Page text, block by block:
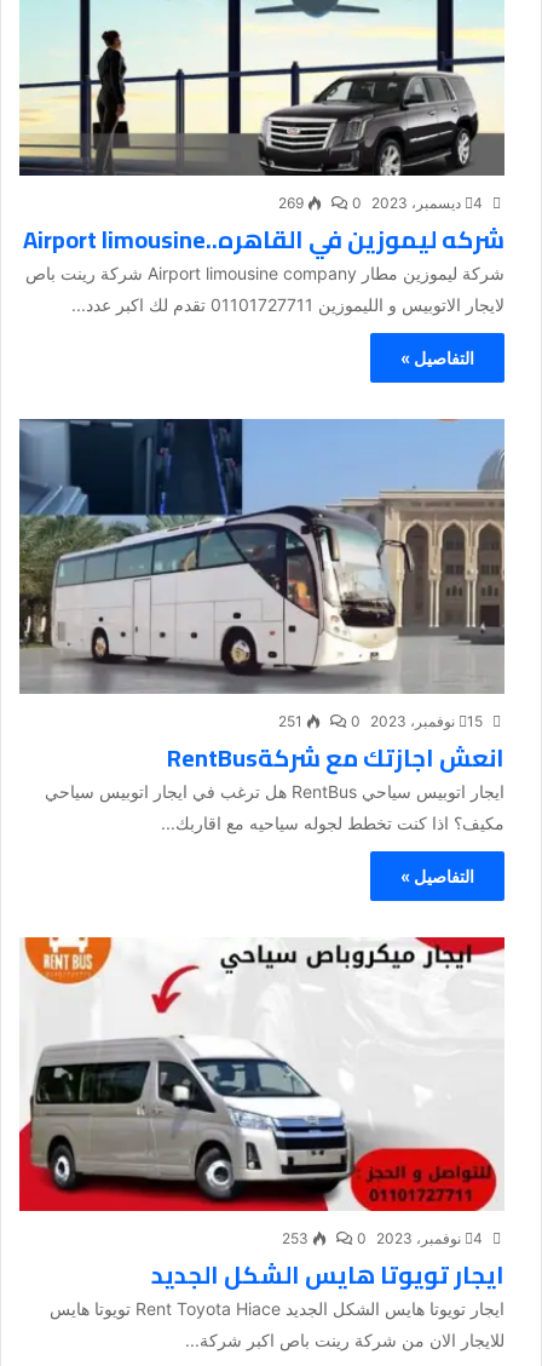
4 ديسمبر، 2023 0
269
شركه ليموزين في القاهره..Airport limousine
شركة ليموزين مطار Airport limousine company شركة رينت باص
لايجار الاتوبيس و الليموزين 01101727711 تقدم لك اكبر عدد...
التفاصيل »
15 نوفمبر، 2023 0
251
انعش اجازتك مع شركةRentBus
ايجار اتوبيس سياحي RentBus هل ترغب في ايجار اتوبيس سياحي
مكيف؟ اذا كنت تخطط لجوله سياحيه مع اقاربك...
التفاصيل »
4 نوفمبر، 2023 0
253
ايجار تويوتا هايس الشكل الجديد
ايجار تويوتا هايس الشكل الجديد Rent Toyota Hiace تويوتا هايس
للايجار الان من شركة رينت باص اكبر شركة...